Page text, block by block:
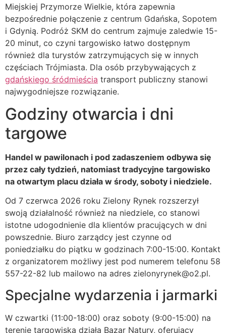
Miejskiej Przymorze Wielkie, która zapewnia
bezpośrednie połączenie z centrum Gdańska, Sopotem
i Gdynią. Podróż SKM do centrum zajmuje zaledwie 15-
20 minut, co czyni targowisko łatwo dostępnym
również dla turystów zatrzymujących się w innych
częściach Trójmiasta. Dla osób przybywających z
gdańskiego śródmieścia transport publiczny stanowi
najwygodniejsze rozwiązanie.
Godziny otwarcia i dni
targowe
Handel w pawilonach i pod zadaszeniem odbywa się
przez cały tydzień, natomiast tradycyjne targowisko
na otwartym placu działa w środy, soboty i niedziele.
Od 7 czerwca 2026 roku Zielony Rynek rozszerzył
swoją działalność również na niedziele, co stanowi
istotne udogodnienie dla klientów pracujących w dni
powszednie. Biuro zarządcy jest czynne od
poniedziałku do piątku w godzinach 7:00-15:00. Kontakt
z organizatorem możliwy jest pod numerem telefonu 58
557-22-82 lub mailowo na adres zielonyrynek@o2.pl.
Specjalne wydarzenia i jarmarki
W czwartki (11:00-18:00) oraz soboty (9:00-15:00) na
terenie targowiska działa Bazar Natury, oferujący